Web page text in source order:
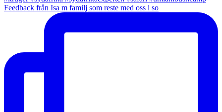
Feedback från Isa m familj som reste med oss i so